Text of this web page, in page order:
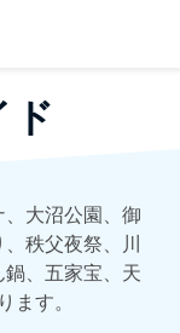
ド
大沼公園、御
秩父夜祭、川
、五家宝、天
す。